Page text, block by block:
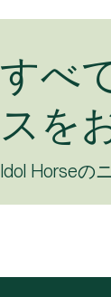
すべ
スを
Idol Horseの